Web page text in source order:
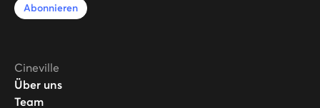
Abonnieren
Cineville
Über uns
Team